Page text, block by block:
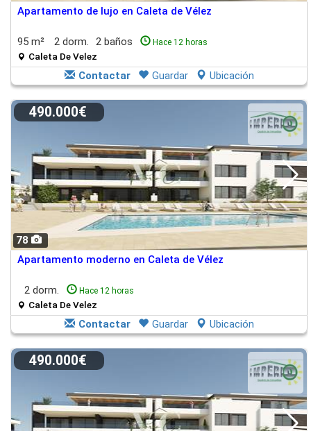
Apartamento de lujo en Caleta de Vélez
95 m² 2 dorm. 2 baños Hace 12 horas
Caleta De Velez
Contactar Guardar Ubicación
78
490.000€
Apartamento moderno en Caleta de Vélez
2 dorm. Hace 12 horas
Caleta De Velez
Contactar Guardar Ubicación
490.000€